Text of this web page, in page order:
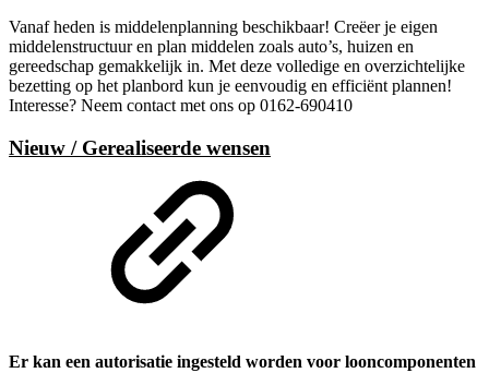
Vanaf heden is middelenplanning beschikbaar! Creëer je eigen
middelenstructuur en plan middelen zoals auto’s, huizen en
gereedschap gemakkelijk in. Met deze volledige en overzichtelijke
bezetting op het planbord kun je eenvoudig en efficiënt plannen!
Interesse? Neem contact met ons op 0162-690410
Nieuw / Gerealiseerde wensen
Er kan een autorisatie ingesteld worden voor looncomponenten